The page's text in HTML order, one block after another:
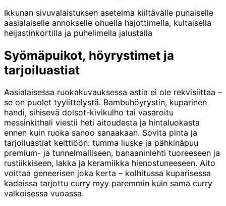
Ikkunan sivuvalaistuksen asetelma kiiltävälle punaiselle
aasialaiselle annokselle ohuella hajottimella, kultaisella
heijastinkortilla ja puhelimella jalustalla
Syömäpuikot, höyrystimet ja
tarjoiluastiat
Aasialaisessa ruokakuvauksessa astia ei ole rekvisiittaa –
se on puolet tyylittelystä. Bambuhöyrystin, kuparinen
handi, sihisevä dolsot-kivikulho tai vasaroitu
messinkithali viestii heti aitoudesta ja hintaluokasta
ennen kuin ruoka sanoo sanaakaan. Sovita pinta ja
tarjoiluastiat keittiöön: tumma liuske ja pähkinäpuu
premium- ja tunnelmalliseen, banaaninlehti tuoreeseen ja
rustiikkiseen, lakka ja keramiikka hienostuneeseen. Aito
voittaa geneerisen joka kerta – kolhitussa kuparisessa
kadaissa tarjottu curry myy paremmin kuin sama curry
valkoisessa vuoassa.